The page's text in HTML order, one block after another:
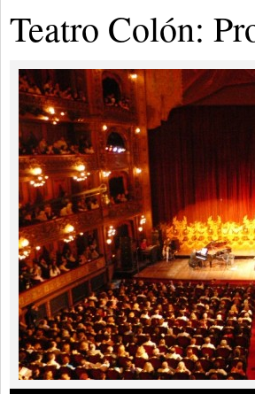
Teatro Colón: